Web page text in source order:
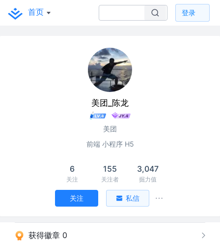
首页 登录
美团_陈龙
美团
前端 小程序 H5
6
关注
155
关注者
3,047
掘力值
关注 私信
获得徽章 0